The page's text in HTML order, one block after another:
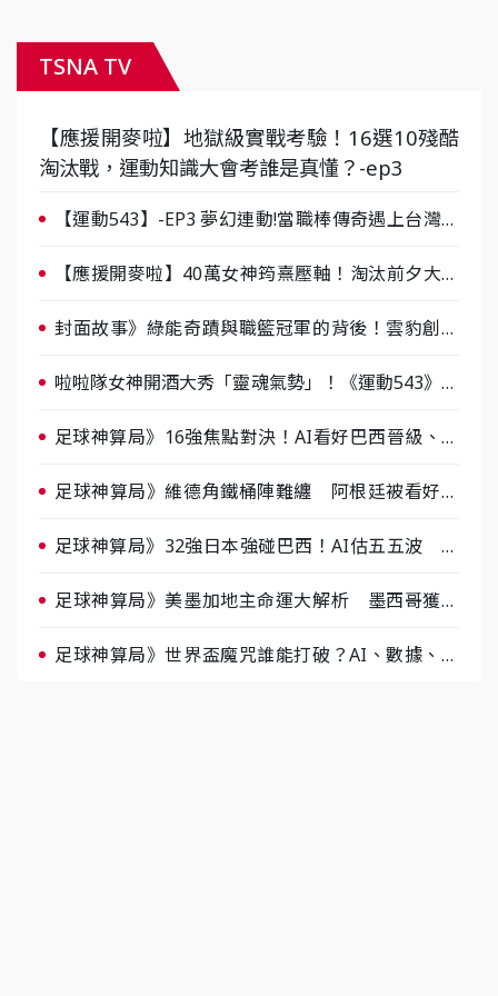
TSNA TV
【應援開麥啦】地獄級實戰考驗！16選10殘酷
淘汰戰，運動知識大會考誰是真懂？-ep3
【運動543】-EP3 夢幻連動!當職棒傳奇遇上台灣女
【應援開麥啦】40萬女神筠熹壓軸！淘汰前夕大混
封面故事》綠能奇蹟與職籃冠軍的背後！雲豹創辦
啦啦隊女神開酒大秀「靈魂氣勢」！《運動543》微
足球神算局》16強焦點對決！AI看好巴西晉級、數
足球神算局》維德角鐵桶陣難纏 阿根廷被看好下
足球神算局》32強日本強碰巴西！AI估五五波 牛
足球神算局》美墨加地主命運大解析 墨西哥獲數
足球神算局》世界盃魔咒誰能打破？AI、數據、塔